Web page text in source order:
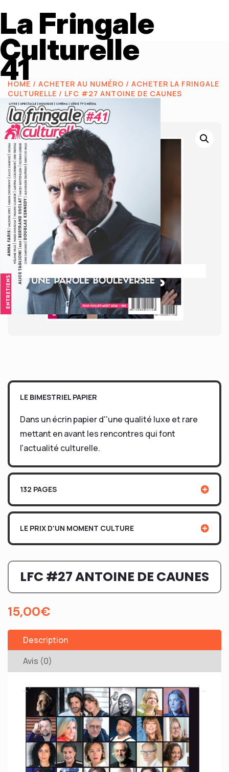
La Fringale
Culturelle
41
HOME / ACHETER AU NUMÉRO / ACHETER LA FRINGALE
CULTURELLE / LFC #27 ANTOINE DE CAUNES
LE BIMESTRIEL PAPIER
Dans un écrin papier d''une qualité luxe et rare
mettant en avant les rencontres qui font
l'actualité culturelle.
132 PAGES
LE PRIX D'UN MOMENT CULTURE
LFC #27 ANTOINE DE CAUNES
15,00€
Description
Avis (0)